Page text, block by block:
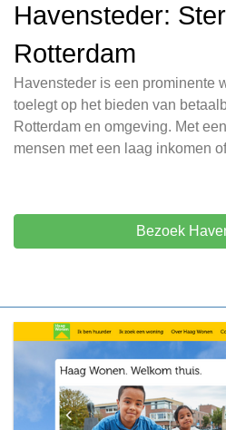
Havensteder:
Rotterdam
Havensteder is een prominente
toelegt op het bieden van
Rotterdam en omgeving. Met
mensen met een laag inkomen
Bezoek